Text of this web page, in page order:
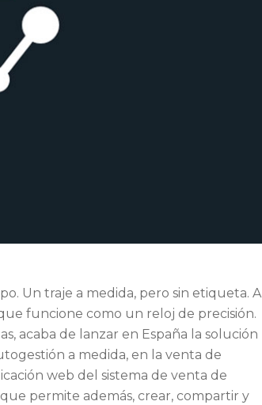
Un traje a medida, pero sin etiqueta. A
funcione como un reloj de precisión.
acaba de lanzar en España la solución
a medida, en la venta de
web del sistema de venta de
permite además, crear, compartir y